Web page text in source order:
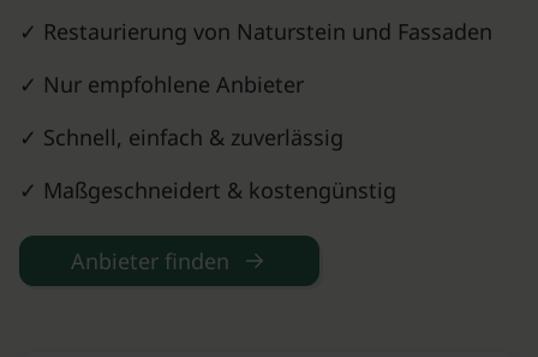
✓ Restaurierung von Naturstein und Fassaden
✓ Nur empfohlene Anbieter
✓ Schnell, einfach & zuverlässig
✓ Maßgeschneidert & kostengünstig
Anbieter finden